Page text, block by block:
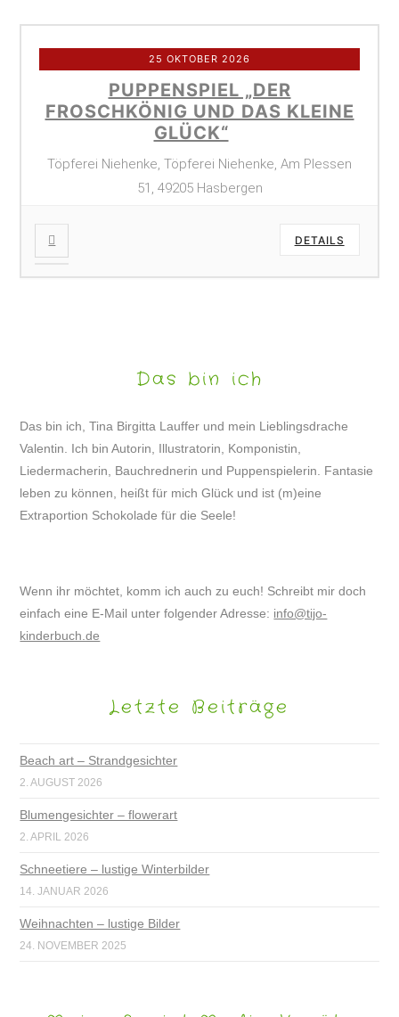
25 OKTOBER 2026
PUPPENSPIEL „DER
FROSCHKÖNIG UND DAS KLEINE
GLÜCK“
Töpferei Niehenke, Töpferei Niehenke, Am Plessen
51, 49205 Hasbergen
DETAILS
Das bin ich
Das bin ich, Tina Birgitta Lauffer und mein Lieblingsdrache
Valentin. Ich bin Autorin, Illustratorin, Komponistin,
Liedermacherin, Bauchrednerin und Puppenspielerin. Fantasie
leben zu können, heißt für mich Glück und ist (m)eine
Extraportion Schokolade für die Seele!
Wenn ihr möchtet, komm ich auch zu euch! Schreibt mir doch
einfach eine E-Mail unter folgender Adresse: info@tijo-
kinderbuch.de
Letzte Beiträge
Beach art – Strandgesichter
2. AUGUST 2026
Blumengesichter – flowerart
2. APRIL 2026
Schneetiere – lustige Winterbilder
14. JANUAR 2026
Weihnachten – lustige Bilder
24. NOVEMBER 2025